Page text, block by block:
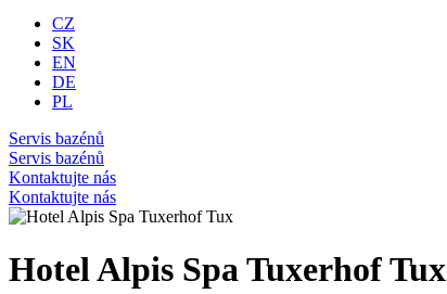
CZ
SK
EN
DE
PL
Servis bazénů
Servis bazénů
Kontaktujte nás
Kontaktujte nás
Hotel Alpis Spa Tuxerhof Tux